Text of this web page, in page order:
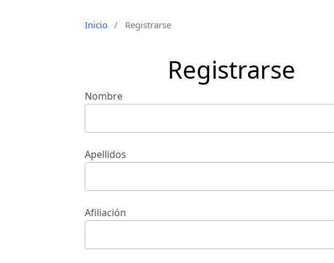
Inicio / Registrarse
Registrarse
Nombre
Apellidos
Afiliación